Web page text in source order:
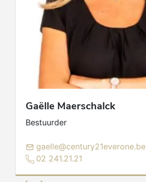
Gaëlle Maerschalck
Bestuurder
gaelle@century21everone.be
02 241.21.21